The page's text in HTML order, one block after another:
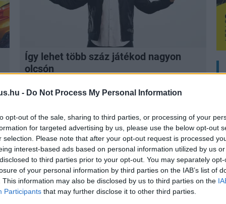
- Do Not Process My Personal Information
opt-out of the sale, sharing to third parties, or processing of your
for targeted advertising by us, please use the below opt-out
selection. Please note that after your opt-out request is processed
interest-based ads based on personal information utilized by us
to third parties prior to your opt-out. You may separately
of your personal information by third parties on the IAB’s list of
This information may also be disclosed by us to third parties on the
Participants that may further disclose it to other third parties.
Így lehet több száz játékod nagyon
olcsón
kell szomorú búcsút vennünk a
kínálatából
játékok| tegnap 07:55
napod, hogy gyorsan kipörgesd őket, de